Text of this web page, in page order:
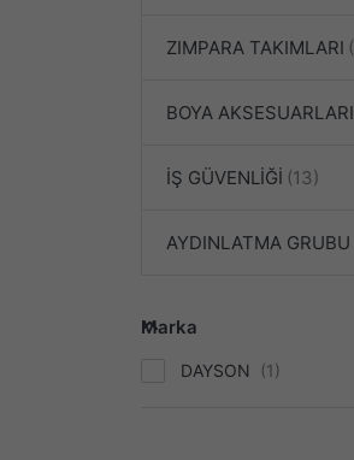
ZIMPARA TAKIMLARI
BOYA AKSESUARLARI
İŞ GÜVENLİĞİ
AYDINLATMA GRUBU
Marka
DAYSON